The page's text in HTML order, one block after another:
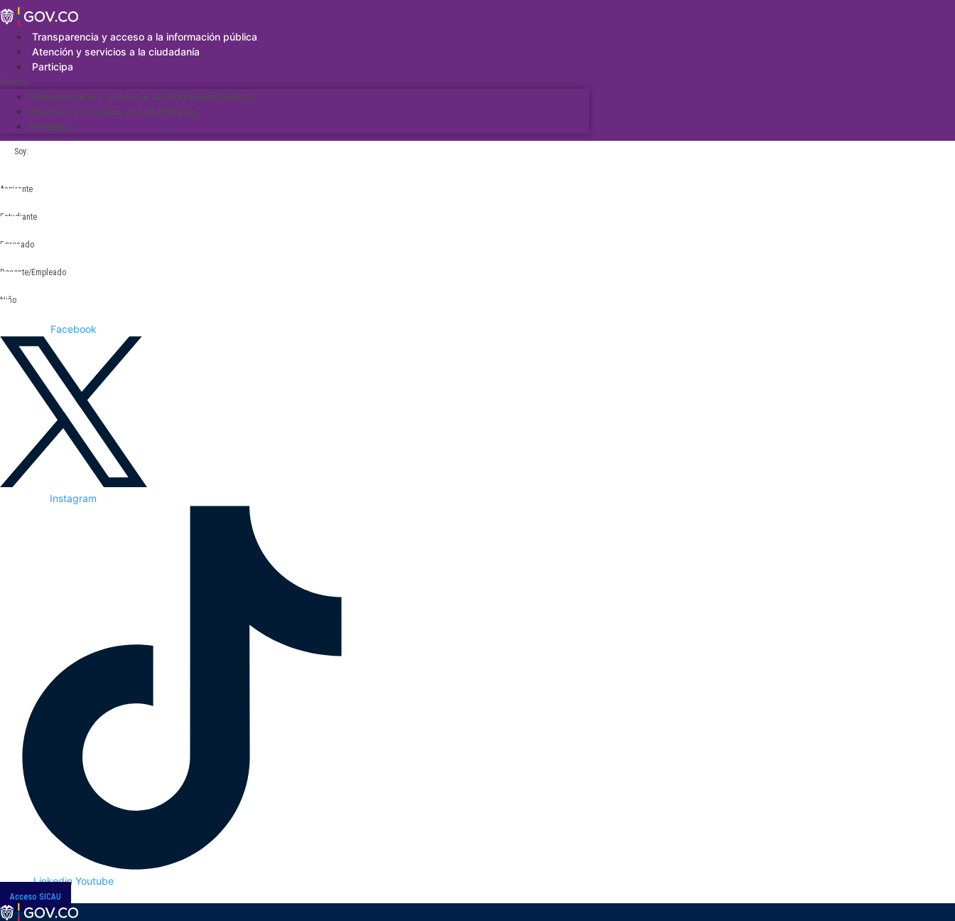
Saltar
al
contenidoTransparencia y acceso a la información pública
Atención y servicios a la ciudadanía
Participa
Menu
Transparencia y acceso a la información pública
Atención y servicios a la ciudadanía
Participa
Soy:
Aspirante
Estudiante
Egresado
Docente/Empleado
Niño
Facebook
Instagram
Linkedin Youtube
Acceso SICAU